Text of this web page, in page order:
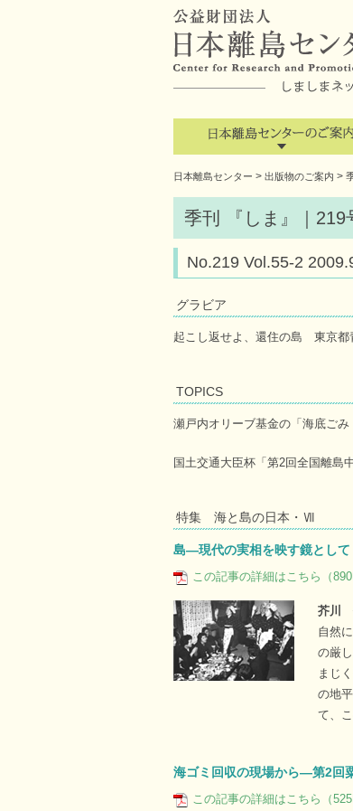
日本離島センター > 出版物のご案内 >
季刊 『しま』｜219
No.219 Vol.55-2
グラビア
起こし返せよ、還住の島 東京都
TOPICS
瀬戸内オリーブ基金の「海底ご
国土交通大臣杯「第2回全国離島
特集 海と島の日本・Ⅶ
島―現代の実相を映す鏡として
この記事の詳細はこちら（
芥川
自然
の厳
まじ
の地
て、
海ゴミ回収の現場から―第2回
この記事の詳細はこちら（